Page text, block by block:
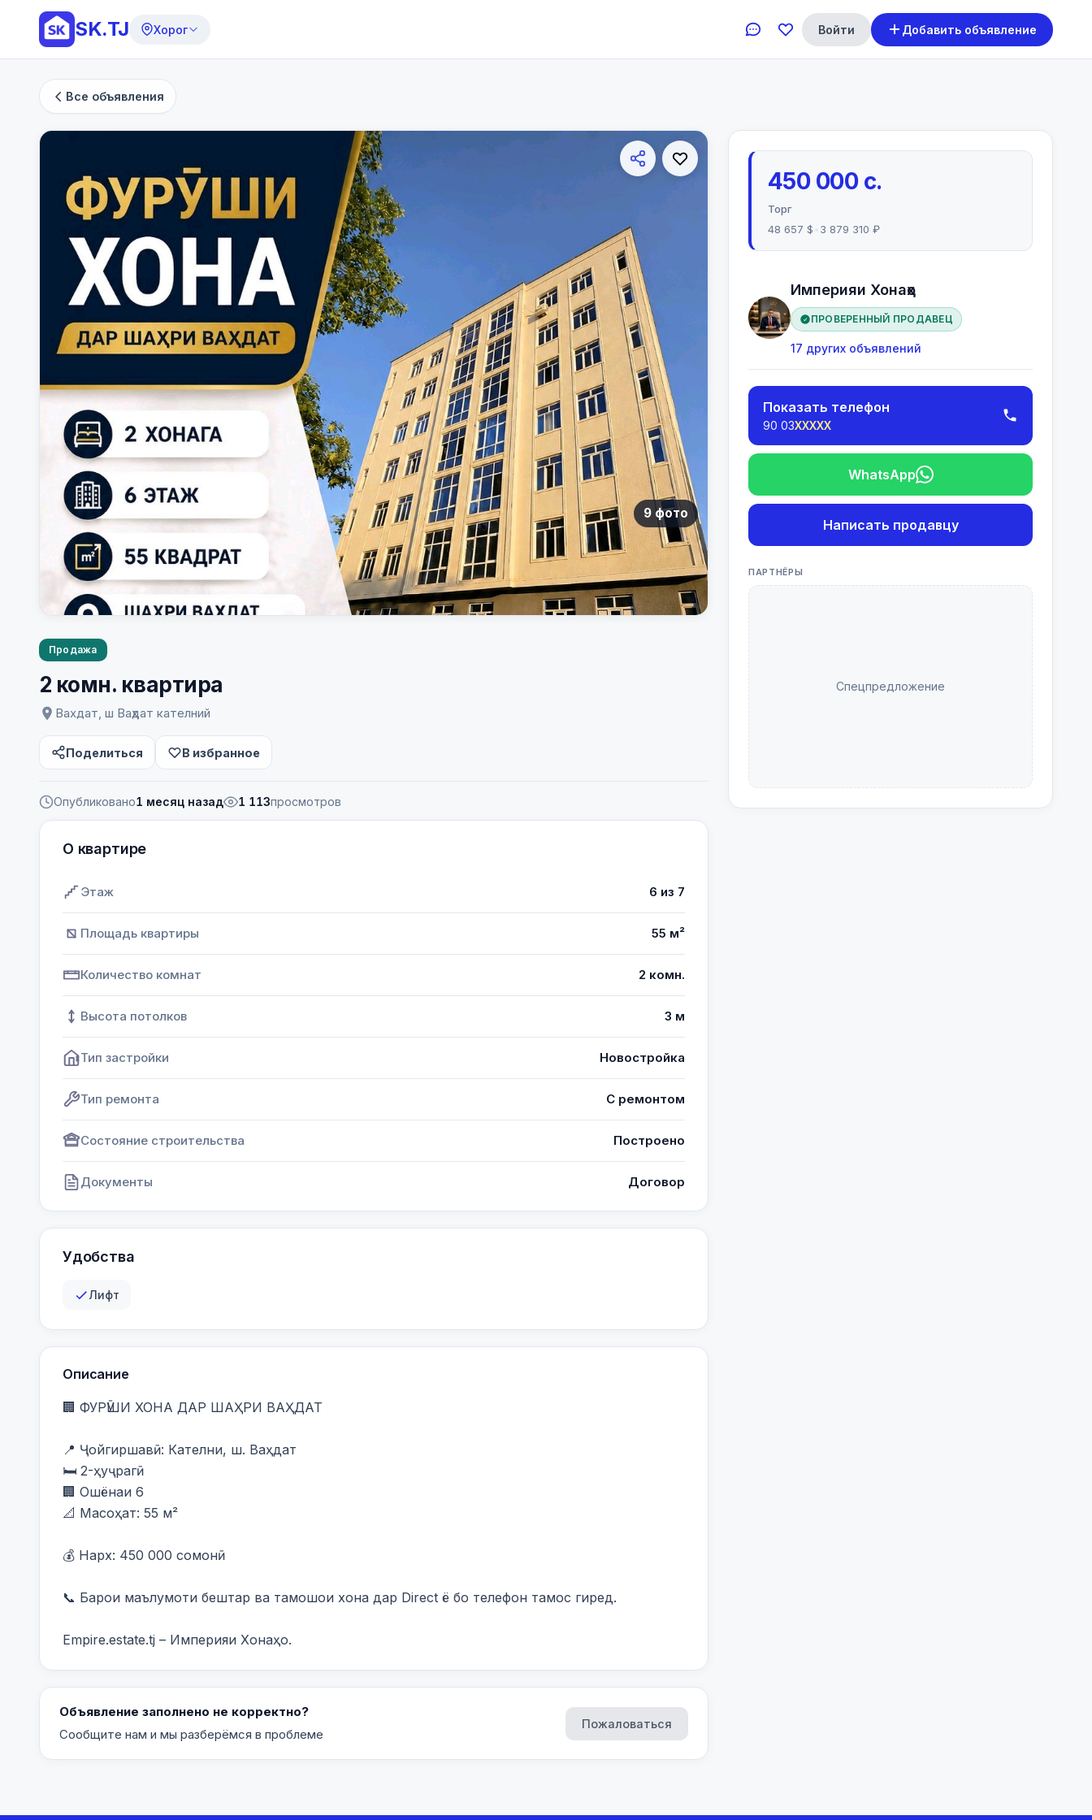
SK.TJ Хорог Войти Добавить объявление
Все объявления
9 фото
Продажа
2 комн. квартира
Вахдат, ш Ваҳдат кателний
Поделиться В избранное
Опубликовано1 месяц назад 1 113просмотров
О квартире
Этаж 6 из 7
Площадь квартиры 55 м²
Количество комнат 2 комн.
Высота потолков 3 м
Тип застройки Новостройка
Тип ремонта С ремонтом
Состояние строительства Построено
Документы Договор
Удобства
Лифт
Описание
🏢 ФУРӮШИ ХОНА ДАР ШАҲРИ ВАҲДАТ
📍 Ҷойгиршавӣ: Кателни, ш. Ваҳдат
🛏️ 2-ҳуҷрагӣ
🏢 Ошёнаи 6
📐 Масоҳат: 55 м²
💰 Нарх: 450 000 сомонӣ
📞 Барои маълумоти бештар ва тамошои хона дар Direct ё бо телефон тамос гиред.
Empire.estate.tj – Империяи Хонаҳо.
Объявление заполнено не корректно?
Сообщите нам и мы разберёмся в проблеме
Пожаловаться
450 000 с.
Торг
48 657 $
3 879 310 ₽
Империяи Хонаҳо
ПРОВЕРЕННЫЙ ПРОДАВЕЦ
17 других объявлений
Показать телефон
90 03XXXXX
WhatsApp
Написать продавцу
ПАРТНЁРЫ
Спецпредложение